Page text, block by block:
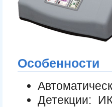
Особенности
Детекции: